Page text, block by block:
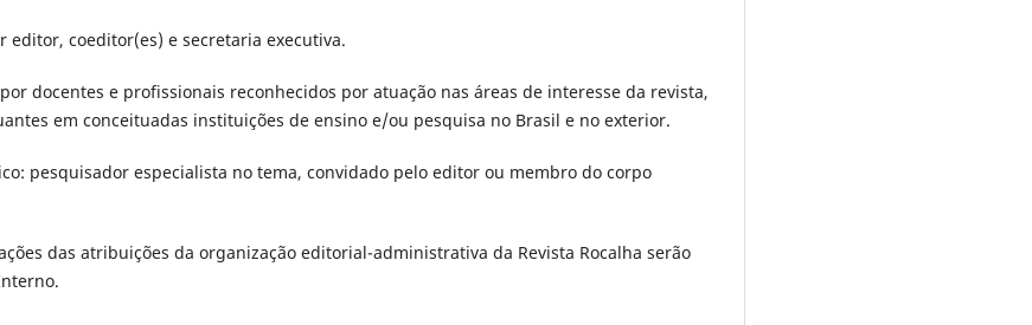
editor, coeditor(es) e secretaria executiva.
docentes e profissionais reconhecidos por atuação nas áreas de interesse da revista,
em conceituadas instituições de ensino e/ou pesquisa no Brasil e no exterior.
pesquisador especialista no tema, convidado pelo editor ou membro do corpo
das atribuições da organização editorial-administrativa da Revista Rocalha serão